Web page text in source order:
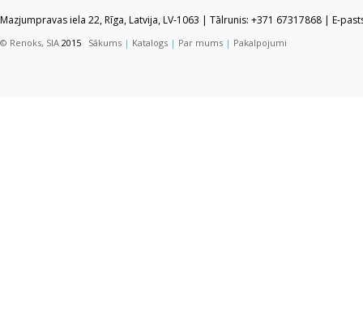
Mazjumpravas iela 22, Rīga, Latvija, LV-1063 | Tālrunis: +371 67317868 | E-
© Renoks, SIA 2015 Sākums | Katalogs | Par mums | Pakalpojumi